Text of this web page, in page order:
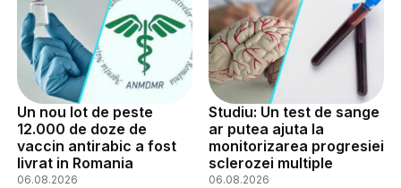
Un nou lot de peste
12.000 de doze de
vaccin antirabic a fost
livrat in Romania
06.08.2026
Studiu: Un test de sange
ar putea ajuta la
monitorizarea progresiei
sclerozei multiple
06.08.2026